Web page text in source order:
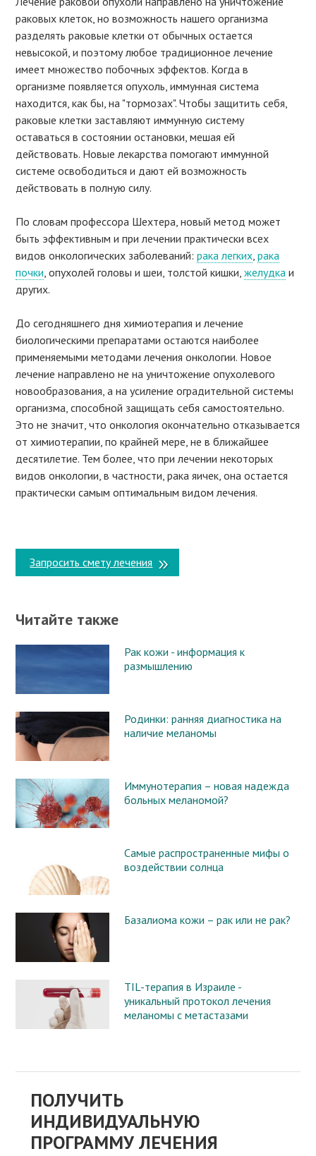
раковых клеток, но возможность нашего организма
разделять раковые клетки от обычных остается
невысокой, и поэтому любое традиционное лечение
имеет множество побочных эффектов. Когда в
организме появляется опухоль, иммунная система
находится, как бы, на "тормозах". Чтобы защитить себя,
раковые клетки заставляют иммунную систему
оставаться в состоянии остановки, мешая ей
действовать. Новые лекарства помогают иммунной
системе освободиться и дают ей возможность
действовать в полную силу.
По словам профессора Шехтера, новый метод может
быть эффективным и при лечении практически всех
видов онкологических заболеваний:рака легких ,рака
почки , опухолей головы и шеи, толстой кишки,желудка и
других.
До сегодняшнего дня химиотерапия и лечение
биологическими препаратами остаются наиболее
применяемыми методами лечения онкологии. Новое
лечение направлено не на уничтожение опухолевого
новообразования, а на усиление оградительной системы
организма, способной защищать себя самостоятельно.
Это не значит, что онкология окончательно отказывается
от химиотерапии, по крайней мере, не в ближайшее
десятилетие. Тем более, что при лечении некоторых
видов онкологии, в частности, рака яичек, она остается
практически самым оптимальным видом лечения.
Запросить смету лечения
Читайте также
Рак кожи - информация к
размышлению
Родинки: ранняя диагностика на
наличие меланомы
Иммунотерапия – новая надежда
больных меланомой?
Самые распространенные мифы о
воздействии солнца
Базалиома кожи – рак или не рак?
TIL-терапия в Израиле -
уникальный протокол лечения
меланомы с метастазами
ПОЛУЧИТЬ
ИНДИВИДУАЛЬНУЮ
ПРОГРАММУ ЛЕЧЕНИЯ